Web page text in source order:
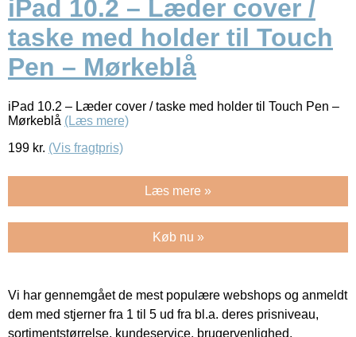
iPad 10.2 – Læder cover /
taske med holder til Touch
Pen – Mørkeblå
iPad 10.2 – Læder cover / taske med holder til Touch Pen –
Mørkeblå (Læs mere)
199 kr. (Vis fragtpris)
Læs mere »
Køb nu »
Vi har gennemgået de mest populære webshops og anmeldt
dem med stjerner fra 1 til 5 ud fra bl.a. deres prisniveau,
sortimentstørrelse, kundeservice, brugervenlighed,